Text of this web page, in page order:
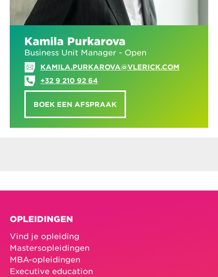
Kamila Purkarova
Business Unit Manager - Open
KAMILA.PURKAROVA@VLERICK.COM
+32 9 210 92 64
BOEK EEN AFSPRAAK
OPLEIDINGEN
Vind je opleiding
Mastersopleidingen
MBA-opleidingen
Executive education